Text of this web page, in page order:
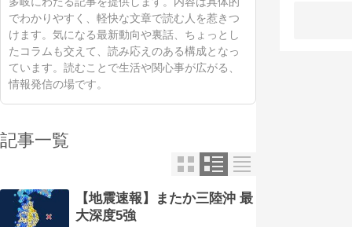
でわかりやすく、軽快な文章で読む人を惹きつ
けます。気になる最新動向や裏話、ちょっとし
たコラムも交えて、読み応えのある構成となっ
ています。読むことで生活や関心事が広がる、
情報発信の場です。
記事一覧
【地震速報】またか三陸沖 最
大深度5強